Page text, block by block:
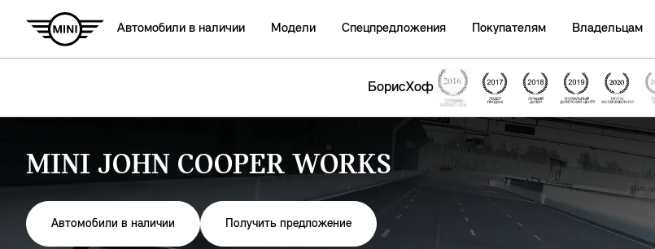
БорисХоф
Автомобили в наличии Модели Спецпредложения Покупателям Владельцам
MINI JOHN COOPER WORKS
Автомобили в наличии Получить предложение